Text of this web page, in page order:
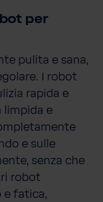
per
pulita e sana,
I robot
rapida e
limpida e
e sulle
senza che
robot
e fatica,